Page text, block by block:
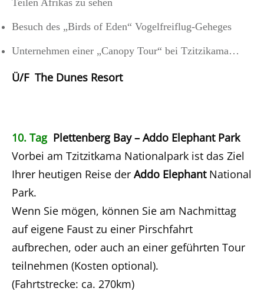
Besuch des „Birds of Eden“ Vogelfreiflug-Geheges
Unternehmen einer „Canopy Tour“ bei Tzitzikama…
Ü/F The Dunes Resort
10. TagPlettenberg Bay – Addo Elephant Park
Vorbei am Tzitzitkama Nationalpark ist das Ziel
Ihrer heutigen Reise der Addo ElephantNational
Park.
Wenn Sie mögen, können Sie am Nachmittag
auf eigene Faust zu einer Pirschfahrt
aufbrechen, oder auch an einer geführten Tour
teilnehmen (Kosten optional).
(Fahrtstrecke: ca. 270km)